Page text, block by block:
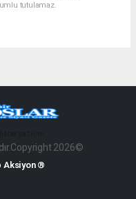
tutulamaz.
2026©
Aksiyon ®